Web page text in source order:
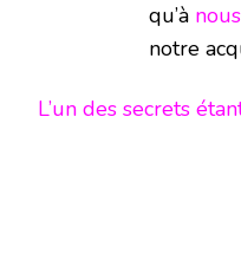
qu’à nous
notre
L’un des secrets